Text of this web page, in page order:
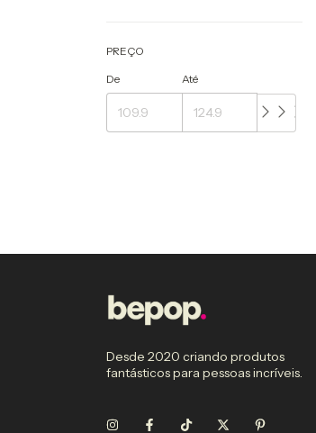
PREÇO
De Até
Desde 2020 criando produtos
fantásticos para pessoas incríveis.